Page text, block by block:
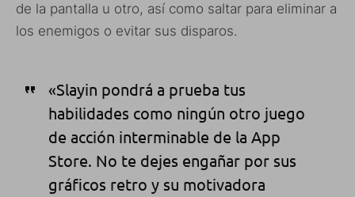
de la pantalla u otro, así como saltar para eliminar a
los enemigos o evitar sus disparos.
«Slayin pondrá a prueba tus
habilidades como ningún otro juego
de acción interminable de la App
Store. No te dejes engañar por sus
gráficos retro y su motivadora